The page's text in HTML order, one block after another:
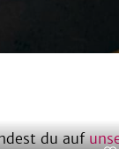
du auf